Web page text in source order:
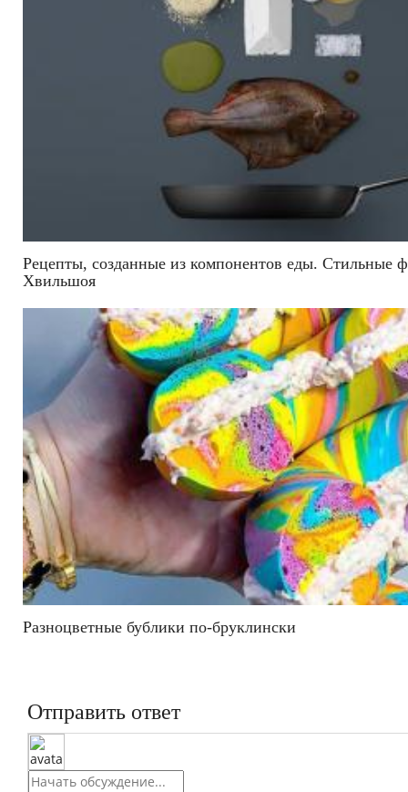
Рецепты, созданные из компонентов еды. Стильные
Хвильшоя
Разноцветные бублики по-бруклински
Отправить ответ